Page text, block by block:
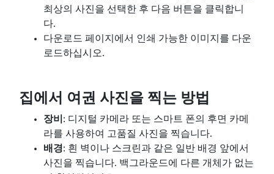
최상의 사진을 선택한 후 다음 버튼을 클릭합니
다.
다운로드 페이지에서 인쇄 가능한 이미지를 다운
로드하십시오.
집에서 여권 사진을 찍는 방법
장비 : 디지털 카메라 또는 스마트 폰의 후면 카메
라를 사용하여 고품질 사진을 찍습니다.
배경: 흰 벽이나 스크린과 같은 일반 배경 앞에서
사진을 찍습니다. 백그라운드에 다른 개체가 없는